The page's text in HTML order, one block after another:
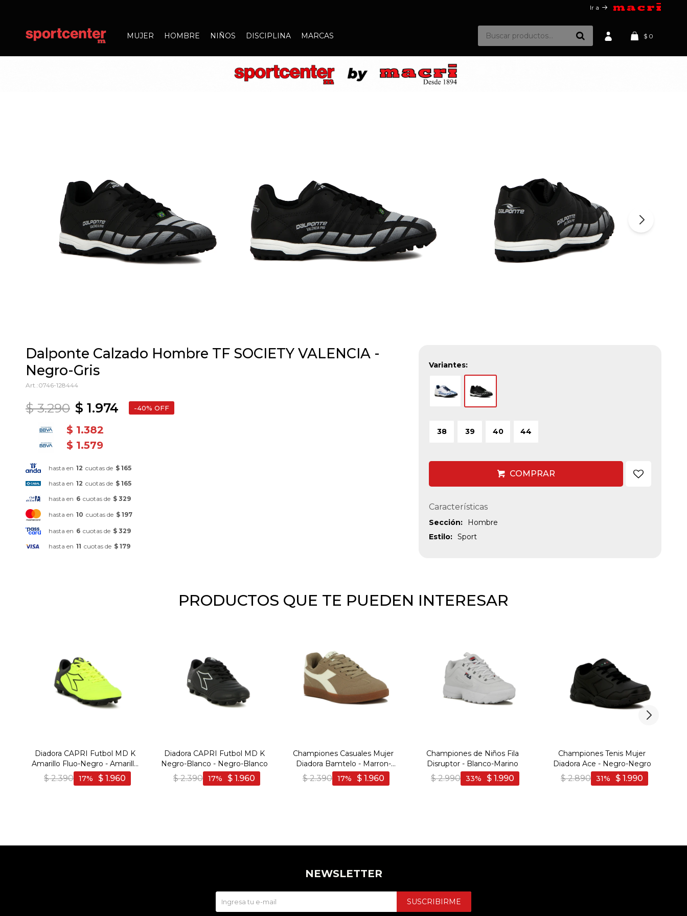
MUJER HOMBRE NIÑOS DISCIPLINA MARCAS $ 0
Ir a
Dalponte Calzado Hombre TF SOCIETY VALENCIA -
Negro-Gris
0746-128444
$ 1.974
$ 3.290 40
$ 1.382
$ 1.579
hasta en 12 cuotas de $ 165
hasta en 12 cuotas de $ 165
hasta en 6 cuotas de $ 329
hasta en 10 cuotas de $ 197
hasta en 6 cuotas de $ 329
hasta en 11 cuotas de $ 179
Variantes:
38 39 40 44
COMPRAR
Características
Sección
Hombre
Estilo
Sport
PRODUCTOS QUE TE PUEDEN INTERESAR
Diadora CAPRI Futbol MD K
Amarillo Fluo-Negro - Amarillo
Fluo-Negro
$ 2.390 $ 1.960
17
Diadora CAPRI Futbol MD K
Negro-Blanco - Negro-Blanco
$ 2.390 $ 1.960
17
Championes Casuales Mujer
Diadora Bamtelo - Marron-
Beige
$ 2.390 $ 1.960
17
Championes de Niños Fila
Disruptor - Blanco-Marino
$ 2.990 $ 1.990
33
Championes Tenis Mujer
Diadora Ace - Negro-Negro
$ 2.890 $ 1.990
31
NEWSLETTER
SUSCRIBIRME